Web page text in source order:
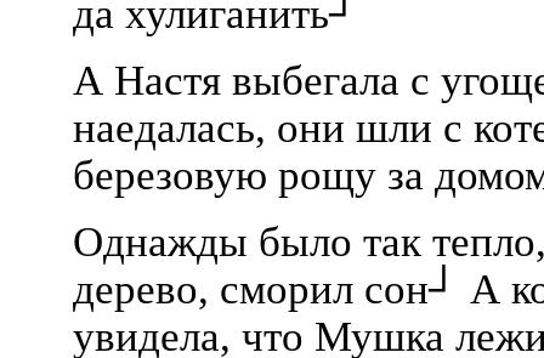
да хулиганить┘
А Настя выбегала с
наедалась, они шли с
березовую рощу за
Однажды было так
дерево, сморил сон┘ А
увидела, что Мушка